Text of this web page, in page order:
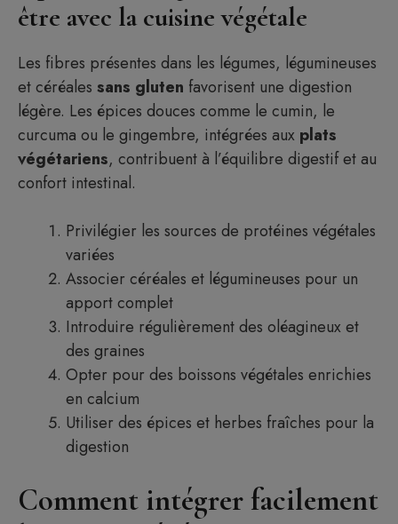
être avec la cuisine végétale
Les fibres présentes dans les légumes, légumineuses
et céréales sans gluten favorisent une digestion
légère. Les épices douces comme le cumin, le
curcuma ou le gingembre, intégrées aux plats
végétariens, contribuent à l’équilibre digestif et au
confort intestinal.
Privilégier les sources de protéines végétales
variées
Associer céréales et légumineuses pour un
apport complet
Introduire régulièrement des oléagineux et
des graines
Opter pour des boissons végétales enrichies
en calcium
Utiliser des épices et herbes fraîches pour la
digestion
Comment intégrer facilement
0 Produit -$0.00